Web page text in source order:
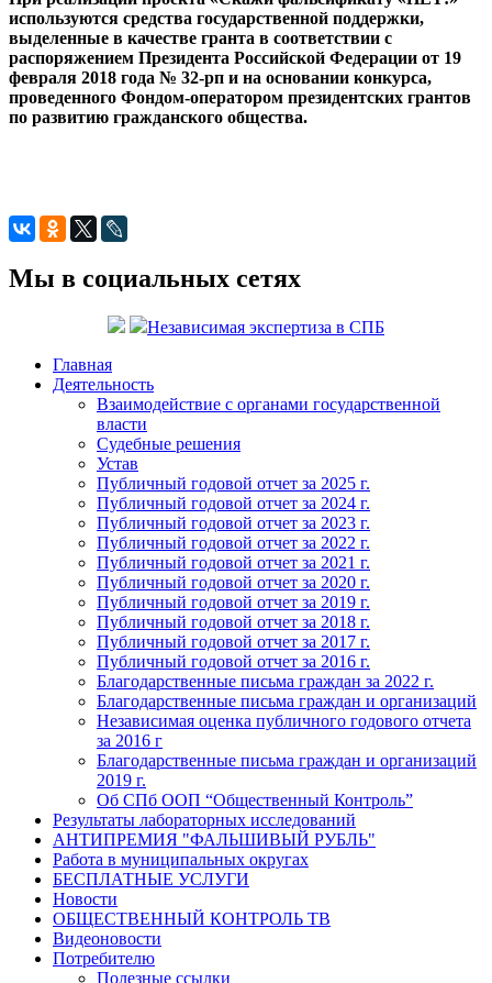
используются средства государственной поддержки,
выделенные в качестве гранта в соответствии с
распоряжением Президента Российской Федерации от 19
февраля 2018 года № 32-рп и на основании конкурса,
проведенного Фондом-оператором президентских грантов
по развитию гражданского общества.
Мы в социальных сетях
Независимая экспертиза в СПБ
Главная
Деятельность
Взаимодействие с органами государственной
власти
Судебные решения
Устав
Публичный годовой отчет за 2025 г.
Публичный годовой отчет за 2024 г.
Публичный годовой отчет за 2023 г.
Публичный годовой отчет за 2022 г.
Публичный годовой отчет за 2021 г.
Публичный годовой отчет за 2020 г.
Публичный годовой отчет за 2019 г.
Публичный годовой отчет за 2018 г.
Публичный годовой отчет за 2017 г.
Публичный годовой отчет за 2016 г.
Благодарственные письма граждан за 2022 г.
Благодарственные письма граждан и организаций
Независимая оценка публичного годового отчета
за 2016 г
Благодарственные письма граждан и организаций
2019 г.
Об СПб ООП “Общественный Контроль”
Результаты лабораторных исследований
АНТИПРЕМИЯ "ФАЛЬШИВЫЙ РУБЛЬ"
Работа в муниципальных округах
БЕСПЛАТНЫЕ УСЛУГИ
Новости
ОБЩЕСТВЕННЫЙ КОНТРОЛЬ ТВ
Видеоновости
Потребителю
Полезные ссылки